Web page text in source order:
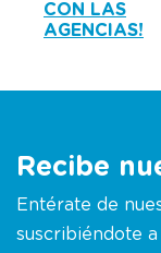
CON LAS
AGENCIAS!
Recibe
Entérate de
suscribiéndote